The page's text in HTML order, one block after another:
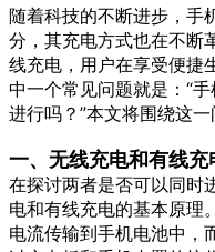
随着科技的不断进步，手
分，其充电方式也在不断
线充电，用户在享受便捷
中一个常见问题就是：“
进行吗？”本文将围绕这一
一、无线充电和有线充
在探讨两者是否可以同时
电和有线充电的基本原理
电流传输到手机电池中，